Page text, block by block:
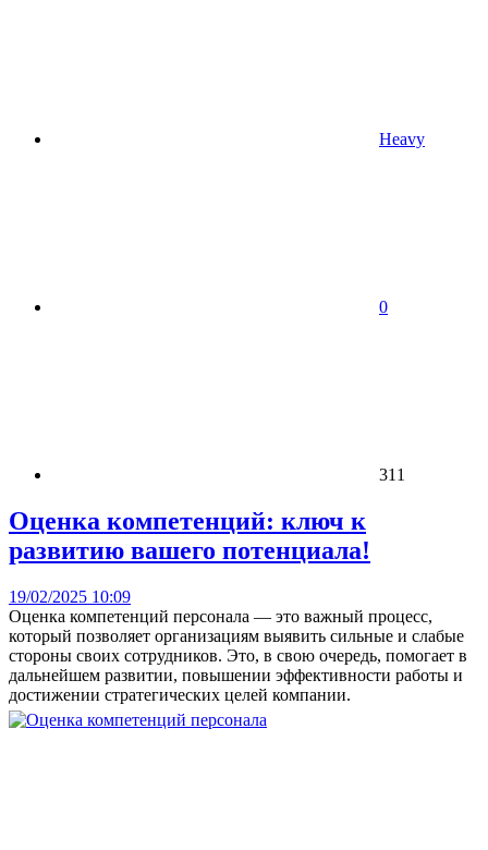
Heavy
0
311
Оценка компетенций: ключ к
развитию вашего потенциала!
19/02/2025 10:09
Оценка компетенций персонала — это важный процесс,
который позволяет организациям выявить сильные и слабые
стороны своих сотрудников. Это, в свою очередь, помогает в
дальнейшем развитии, повышении эффективности работы и
достижении стратегических целей компании.